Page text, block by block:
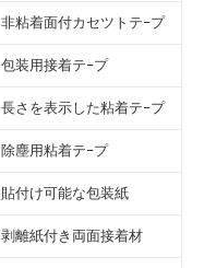
非粘着面付カセツトテ−プ
包装用接着テ−プ
長さを表示した粘着テ−プ
除塵用粘着テ−プ
貼付け可能な包装紙
剥離紙付き両面接着材